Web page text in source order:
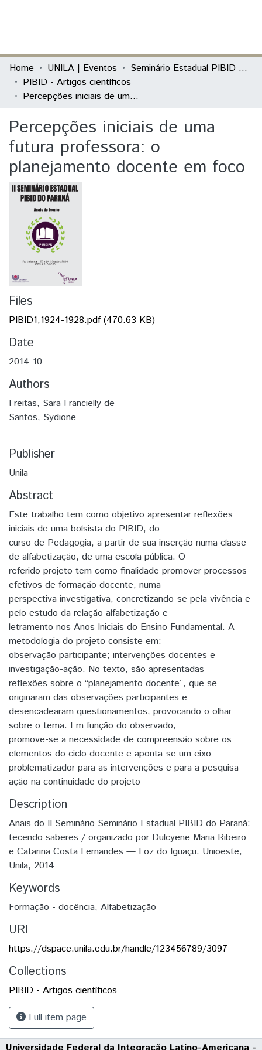
Communities & Collections
All of DSpace
Home UNILA | Eventos
Seminário Estadual PIBID do Paraná: tecendo saberes (PIBID)
PIBID - Artigos científicos
Percepções iniciais de uma futura professora: o planejamento docente em foco
Percepções iniciais de uma
futura professora: o
planejamento docente em foco
Files
PIBID1,1924-1928.pdf(470.63 KB)
Date
2014-10
Authors
Freitas, Sara Francielly de
Santos, Sydione
Publisher
Unila
Abstract
Este trabalho tem como objetivo apresentar reflexões
iniciais de uma bolsista do PIBID, do
curso de Pedagogia, a partir de sua inserção numa classe
de alfabetização, de uma escola pública. O
referido projeto tem como finalidade promover processos
efetivos de formação docente, numa
perspectiva investigativa, concretizando-se pela vivência e
pelo estudo da relação alfabetização e
letramento nos Anos Iniciais do Ensino Fundamental. A
metodologia do projeto consiste em:
observação participante; intervenções docentes e
investigação-ação. No texto, são apresentadas
reflexões sobre o “planejamento docente”, que se
originaram das observações participantes e
desencadearam questionamentos, provocando o olhar
sobre o tema. Em função do observado,
promove-se a necessidade de compreensão sobre os
elementos do ciclo docente e aponta-se um eixo
problematizador para as intervenções e para a pesquisa-
ação na continuidade do projeto
Description
Anais do II Seminário Seminário Estadual PIBID do Paraná:
tecendo saberes / organizado por Dulcyene Maria Ribeiro
e Catarina Costa Fernandes — Foz do Iguaçu: Unioeste;
Unila, 2014
Keywords
Formação - docência, Alfabetização
URI
https://dspace.unila.edu.br/handle/123456789/3097
Collections
PIBID - Artigos científicos
Full item page